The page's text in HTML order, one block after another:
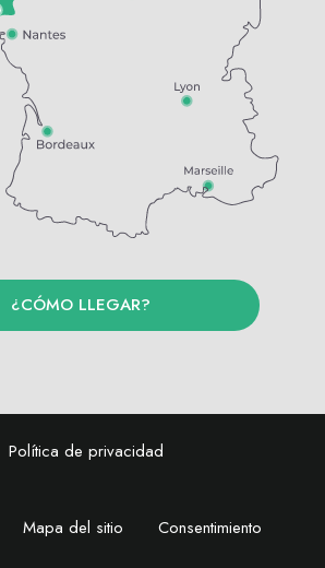
¿CÓMO LLEGAR?
Política de privacidad
Mapa del sitio Consentimiento